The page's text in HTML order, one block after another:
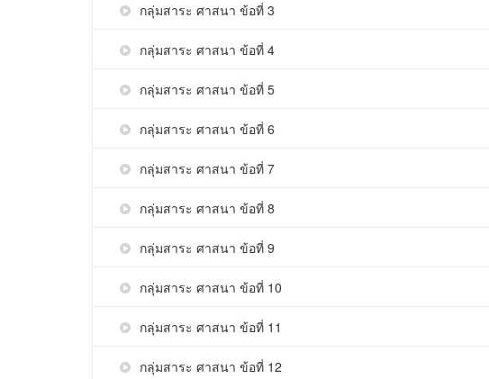
กลุ่มสาระ ศาสนา ข้อที่ 3
กลุ่มสาระ ศาสนา ข้อที่ 4
กลุ่มสาระ ศาสนา ข้อที่ 5
กลุ่มสาระ ศาสนา ข้อที่ 6
กลุ่มสาระ ศาสนา ข้อที่ 7
กลุ่มสาระ ศาสนา ข้อที่ 8
กลุ่มสาระ ศาสนา ข้อที่ 9
กลุ่มสาระ ศาสนา ข้อที่ 10
กลุ่มสาระ ศาสนา ข้อที่ 11
กลุ่มสาระ ศาสนา ข้อที่ 12